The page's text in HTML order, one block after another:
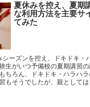
夏休みを控え、夏期
な利用方法を主要サ
てみた
シーズンを控え、ドキドキ・
生がいつ予備校の夏期講習
ちろん、ドキドキ・ハラハ
もそうでしたが、親としては